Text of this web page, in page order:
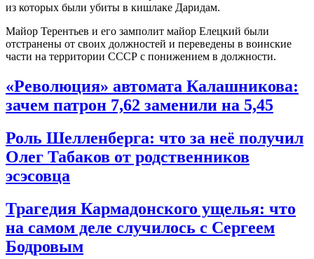
из которых были убиты в кишлаке Даридам.
Майор Терентьев и его замполит майор Елецкий были
отстранены от своих должностей и переведены в воинские
части на территории СССР с понижением в должности.
«Революция» автомата Калашникова:
зачем патрон 7,62 заменили на 5,45
Роль Шелленберга: что за неё получил
Олег Табаков от родственников
эсэсовца
Трагедия Кармадонского ущелья: что
на самом деле случилось с Сергеем
Бодровым